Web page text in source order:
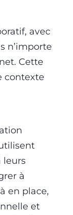
avec
n’importe
Cette
contexte
leurs
à
en place,
et